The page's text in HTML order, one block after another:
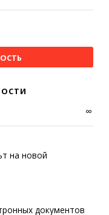
∞
на новой
документов